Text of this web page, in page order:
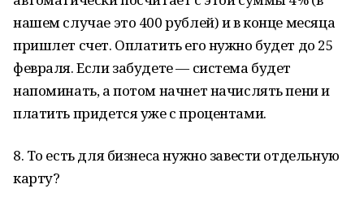
нашем случае это 400 рублей) и в конце месяца
пришлет счет. Оплатить его нужно будет до 25
февраля. Если забудете — система будет
напоминать, а потом начнет начислять пени и
платить придется уже с процентами.
8. То есть для бизнеса нужно завести отдельную
карту?